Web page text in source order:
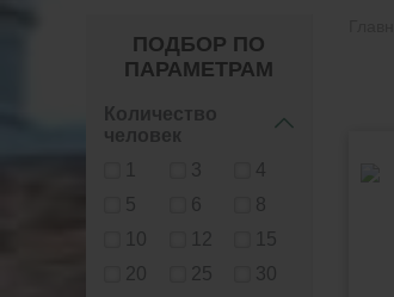
ПОДБОР ПО
ПАРАМЕТРАМ
Количество
человек
3
4
5
6
8
10
12
15
20
25
30